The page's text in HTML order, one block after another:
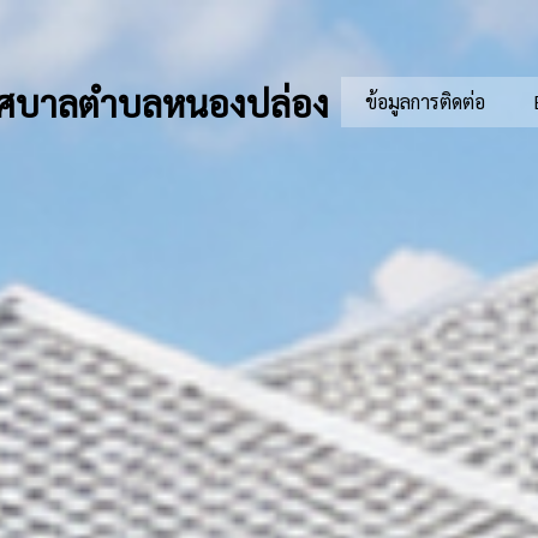
บาลตำบลหนองปล่อง ข้อมูลการติดต่อ